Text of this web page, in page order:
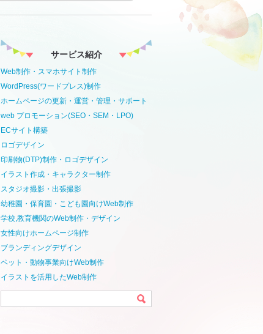
サービス紹介
Web制作・スマホサイト制作
WordPress(ワードプレス)制作
ホームページの更新・運営・管理・サポート
web プロモーション(SEO・SEM・LPO)
ECサイト構築
ロゴデザイン
印刷物(DTP)制作・ロゴデザイン
イラスト作成・キャラクター制作
スタジオ撮影・出張撮影
幼稚園・保育園・こども園向けWeb制作
学校,教育機関のWeb制作・デザイン
女性向けホームページ制作
ブランディングデザイン
ペット・動物事業向けWeb制作
イラストを活用したWeb制作